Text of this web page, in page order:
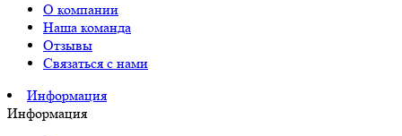
О компании
Наша команда
Отзывы
Связаться с нами
Информация
Информация